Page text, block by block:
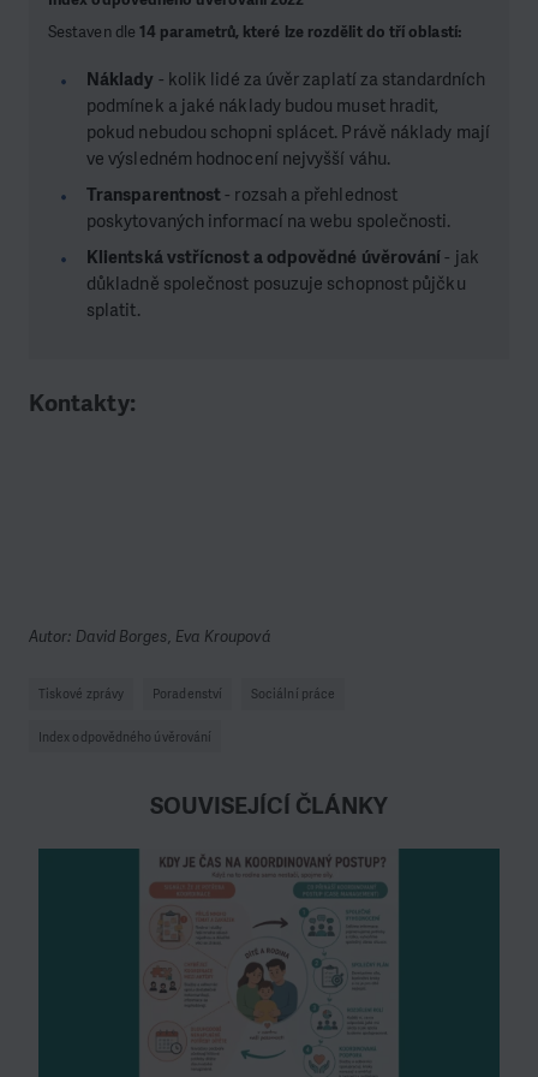
Sestaven dle14 parametrů, které lze rozdělit do tří oblastí:
Náklady - kolik lidé za úvěr zaplatí za standardních
podmínek a jaké náklady budou muset hradit,
pokud nebudou schopni splácet. Právě náklady mají
ve výsledném hodnocení nejvyšší váhu.
Transparentnost- rozsah a přehlednost
poskytovaných informací na webu společnosti.
Klientská vstřícnost a odpovědné úvěrování- jak
důkladně společnost posuzuje schopnost půjčku
splatit.
Kontakty:
Autor: David Borges, Eva Kroupová
Tiskové zprávy Poradenství Sociální práce
Index odpovědného úvěrování
SOUVISEJÍCÍ ČLÁNKY